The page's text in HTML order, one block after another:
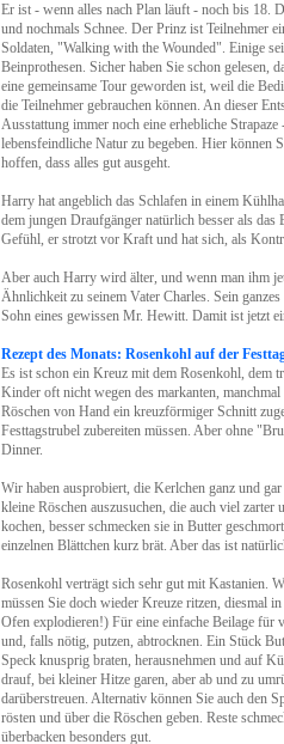
Er ist - wenn alles nach Plan läuft - noch bis 18.
und nochmals Schnee. Der Prinz ist Teilnehmer
Soldaten, "Walking with the Wounded". Einige
Beinprothesen. Sicher haben Sie schon gelesen,
eine gemeinsame Tour geworden ist, weil die
die Teilnehmer gebrauchen können. An dieser
Ausstattung immer noch eine erhebliche
lebensfeindliche Natur zu begeben. Hier
hoffen, dass alles gut ausgeht.
Harry hat angeblich das Schlafen in einem
dem jungen Draufgänger natürlich besser als
Gefühl, er strotzt vor Kraft und hat sich, als
Aber auch Harry wird älter, und wenn man ihm
Ähnlichkeit zu seinem Vater Charles. Sein
Sohn eines gewissen Mr. Hewitt. Damit ist jetzt
Rezept des Monats: Rosenkohl auf der
Es ist schon ein Kreuz mit dem Rosenkohl, dem
Kinder oft nicht wegen des markanten,
Röschen von Hand ein kreuzförmiger Schnitt
Festtagstrubel zubereiten müssen. Aber ohne
Dinner.
Wir haben ausprobiert, die Kerlchen ganz und
kleine Röschen auszusuchen, die auch viel
kochen, besser schmecken sie in Butter
einzelnen Blättchen kurz brät. Aber das ist
Rosenkohl verträgt sich sehr gut mit Kastanien.
müssen Sie doch wieder Kreuze ritzen, diesmal
Ofen explodieren!) Für eine einfache Beilage für
und, falls nötig, putzen, abtrocknen. Ein Stück
Speck knusprig braten, herausnehmen und auf
drauf, bei kleiner Hitze garen, aber ab und zu
darüberstreuen. Alternativ können Sie auch den
rösten und über die Röschen geben. Reste
überbacken besonders gut.